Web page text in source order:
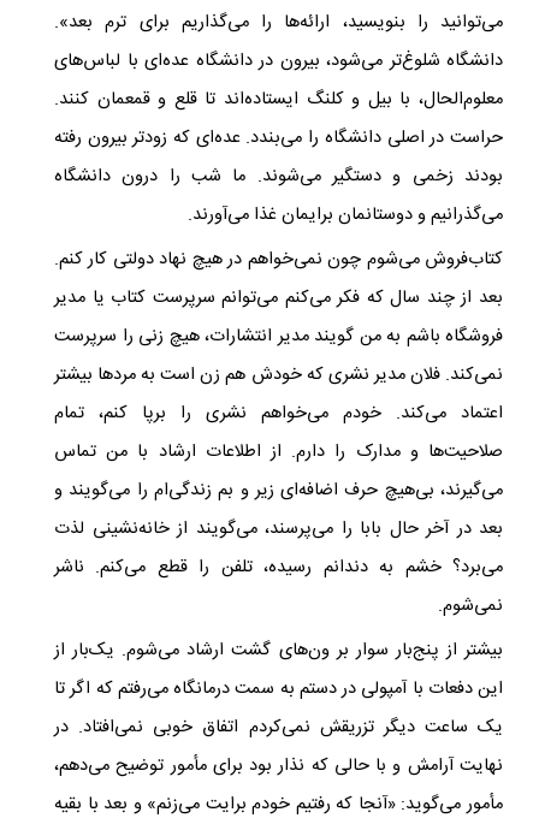
می‌توانید را بنویسید، ارائه‌ها را می‌گذاریم برای ترم بعد».
دانشگاه شلوغ‌تر می‌شود، بیرون در دانشگاه عده‌ای با لباس‌های
معلوم‌الحال، با بیل و کلنگ ایستاده‌اند تا قلع و قمعمان کنند.
حراست در اصلی دانشگاه را می‌بندد. عده‌ای که زودتر بیرون رفته
بودند زخمی و دستگیر می‌شوند. ما شب را درون دانشگاه
می‌گذرانیم و دوستانمان برایمان غذا می‌آورند.
کتاب‌فروش می‌شوم چون نمی‌خواهم در هیچ نهاد دولتی کار کنم.
بعد از چند سال که فکر می‌کنم می‌توانم سرپرست کتاب یا مدیر
فروشگاه باشم به من گویند مدیر انتشارات، هیچ زنی را سرپرست
نمی‌کند. فلان مدیر نشری که خودش هم زن است به مردها بیشتر
اعتماد می‌کند. خودم می‌خواهم نشری را برپا کنم، تمام
صلاحیت‌ها و مدارک را دارم. از اطلاعات ارشاد با من تماس
می‌گیرند، بی‌هیچ حرف اضافه‌ای زیر و بم زندگی‌ام را می‌گویند و
بعد در آخر حال بابا را می‌پرسند، می‌گویند از خانه‌نشینی لذت
می‌برد؟ خشم به دندانم رسیده، تلفن را قطع می‌کنم. ناشر
نمی‌شوم.
بیشتر از پنج‌بار سوار بر ون‌های گشت ارشاد می‌شوم. یک‌بار از
این دفعات با آمپولی در دستم به سمت درمانگاه می‌رفتم که اگر تا
یک ساعت دیگر تزریقش نمی‌کردم اتفاق خوبی نمی‌افتاد. در
نهایت آرامش و با حالی که نذار بود برای مأمور توضیح می‌دهم،
مأمور می‌گوید: «آنجا که رفتیم خودم برایت می‌زنم» و بعد با بقیه